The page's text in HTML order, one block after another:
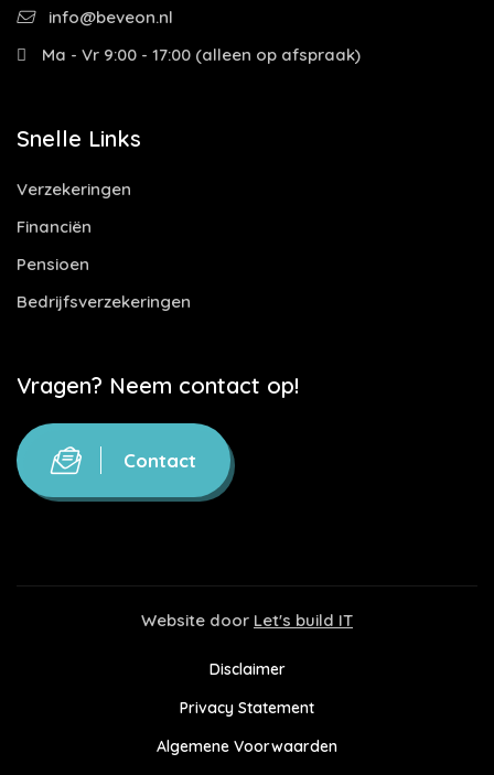
info@beveon.nl
Ma - Vr 9:00 - 17:00 (alleen op afspraak)
Snelle Links
Verzekeringen
Financiën
Pensioen
Bedrijfsverzekeringen
Vragen? Neem contact op!
Contact
Website door Let's build IT
Disclaimer
Privacy Statement
Algemene Voorwaarden